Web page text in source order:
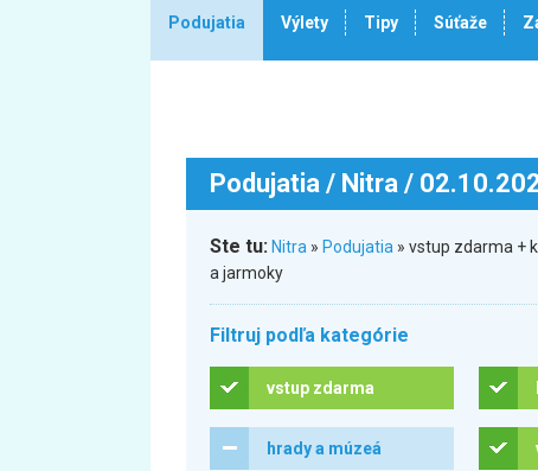
Podujatia Výlety Tipy Súťaže
Podujatia / Nitra /
Ste tu: Nitra » Podujatia » vstup zdarma +
a jarmoky
Filtruj podľa kategórie
vstup zdarma
hrady a múzeá